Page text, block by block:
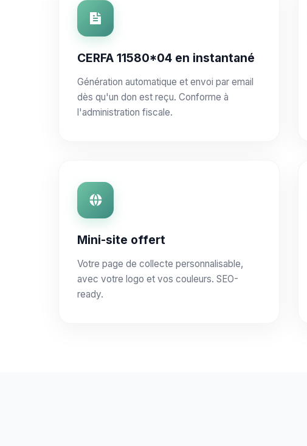
CERFA 11580*04 en instantané
Génération automatique et envoi par email
dès qu'un don est reçu. Conforme à
l'administration fiscale.
Mini-site offert
Votre page de collecte personnalisable,
avec votre logo et vos couleurs. SEO-
ready.